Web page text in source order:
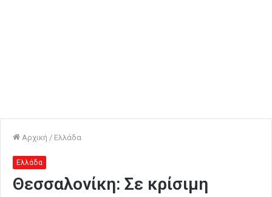
Αρχική / Ελλάδα
Ελλάδα
Θεσσαλονίκη: Σε κρίσιμη